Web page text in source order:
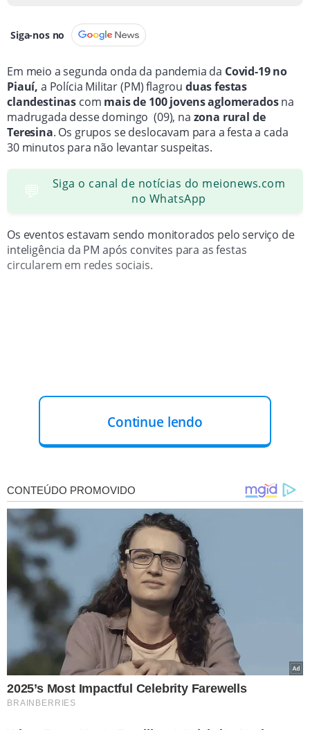
Siga-nos no
Em meio a segunda onda da pandemia da Covid-19 no
Piauí, a Polícia Militar (PM) flagrou duas festas
clandestinas com mais de 100 jovens aglomeradosna
madrugada desse domingo (09), na zona rural de
Teresina. Os grupos se deslocavam para a festa a cada
30 minutos para não levantar suspeitas.
💬
Siga o canal de notícias do meionews.com
no WhatsApp
Os eventos estavam sendo monitorados pelo serviço de
inteligência da PM após convites para as festas
circularem em redes sociais.
Equipes de serviço da DINT-PMPI, após receber
informação do Diretor sobre um convite em redes sociais
paraduas festas clandestinasa serem relizadas na zona
Rural da área do 5°BPM, realizou levantamento. Equipes
identificaram os locais, seguindo comboios em
Continue lendo